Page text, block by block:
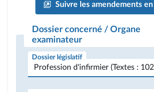
Suivre les amendements
Dossier concerné / Organe
examinateur
Dossier législatif